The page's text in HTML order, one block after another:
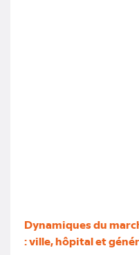
Dynamiques du
: ville, hôpital et